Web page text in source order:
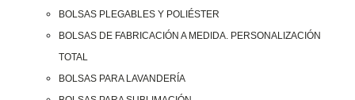
BOLSAS PLEGABLES Y POLIÉSTER
BOLSAS DE FABRICACIÓN A MEDIDA. PERSONALIZACIÓN
TOTAL
BOLSAS PARA LAVANDERÍA